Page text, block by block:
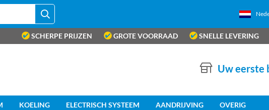
SCHERPE PRIJZEN GROTE VOORRAAD SNELLE LEVERING
Uw eerste
KOELING ELECTRISCH SYSTEEM AANDRIJVING OVERIG